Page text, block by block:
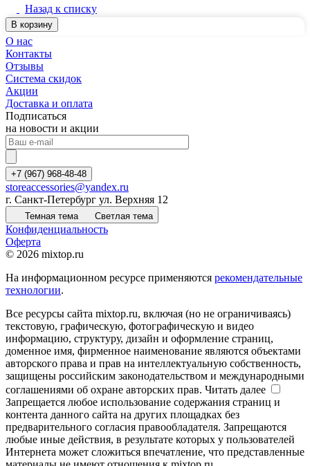
Назад к списку
В корзину
О нас
Контакты
Отзывы
Система скидок
Акции
Доставка и оплата
Подписаться
на новости и акции
+7 (967) 968-48-48
storeaccessories@yandex.ru
г. Санкт-Петербург ул. Верхняя 12
Темная тема Светлая тема
Конфиденциальность
Оферта
© 2026 mixtop.ru
На информационном ресурсе применяются рекомендательные
технологии.
Все ресурсы сайта mixtop.ru, включая (но не ограничиваясь)
текстовую, графическую, фотографическую и видео
информацию, структуру, дизайн и оформление страниц,
доменное имя, фирменное наименование являются объектами
авторского права и прав на интеллектуальную собственность,
защищены российским законодательством и международными
соглашениями об охране авторских прав. Читать далее
Запрещается любое использование содержания страниц и
контента данного сайта на других площадках без
предварительного согласия правообладателя. Запрещаются
любые иные действия, в результате которых у пользователей
Интернета может сложиться впечатление, что представленные